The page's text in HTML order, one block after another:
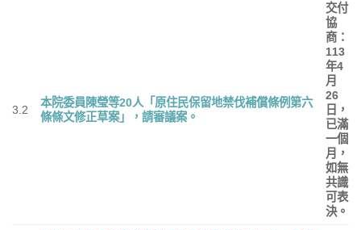
3.2
本院委員陳瑩等20人「原住民保留地禁伐補償條例第六
條條文修正草案」，請審議案。
交付
協
商：
113
年4
月
26
日，
已滿
一個
月，
如無
共識
可表
決。